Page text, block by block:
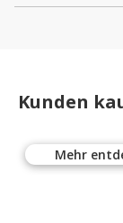
Kunden
Mehr